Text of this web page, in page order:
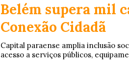
Belém supera mil
Conexão Cidadã
Capital paraense amplia inclusão
acesso a serviços públicos,